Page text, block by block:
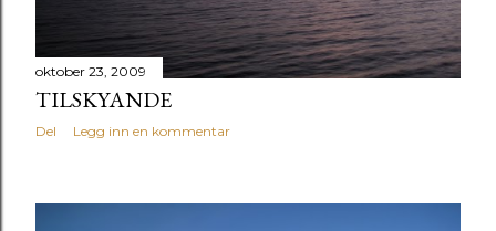
oktober 23, 2009
TILSKYANDE
Del Legg inn en kommentar